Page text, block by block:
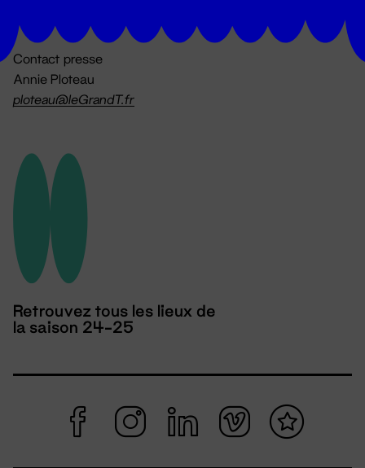
Contact presse
Annie Ploteau
ploteau@leGrandT.fr
Retrouvez tous les lieux de
la saison 24-25